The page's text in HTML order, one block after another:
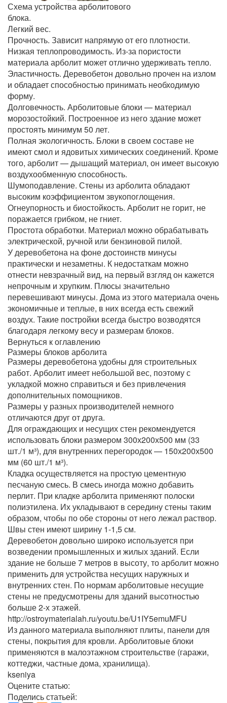
Схема устройства арболитового
блока.
Легкий вес.
Прочность. Зависит напрямую от его плотности.
Низкая теплопроводимость. Из-за пористости
материала арболит может отлично удерживать тепло.
Эластичность. Деревобетон довольно прочен на излом
и обладает способностью принимать необходимую
форму.
Долговечность. Арболитовые блоки — материал
морозостойкий. Построенное из него здание может
простоять минимум 50 лет.
Полная экологичность. Блоки в своем составе не
имеют смол и ядовитых химических соединений. Кроме
того, арболит — дышащий материал, он имеет высокую
воздухообменную способность.
Шумоподавление. Стены из арболита обладают
высоким коэффициентом звукопоглощения.
Огнеупорность и биостойкость. Арболит не горит, не
поражается грибком, не гниет.
Простота обработки. Материал можно обрабатывать
электрической, ручной или бензиновой пилой.
У деревобетона на фоне достоинств минусы
практически и незаметны. К недостаткам можно
отнести невзрачный вид, на первый взгляд он кажется
непрочным и хрупким. Плюсы значительно
перевешивают минусы. Дома из этого материала очень
экономичные и теплые, в них всегда есть свежий
воздух. Такие постройки всегда быстро возводятся
благодаря легкому весу и размерам блоков.
Вернуться к оглавлению
Размеры блоков арболита
Размеры деревобетона удобны для строительных
работ. Арболит имеет небольшой вес, поэтому с
укладкой можно справиться и без привлечения
дополнительных помощников.
Размеры у разных производителей немного
отличаются друг от друга.
Для ограждающих и несущих стен рекомендуется
использовать блоки размером 300х200х500 мм (33
шт./1 м³), для внутренних перегородок — 150х200х500
мм (60 шт./1 м³).
Кладка осуществляется на простую цементную
песчаную смесь. В смесь иногда можно добавить
перлит. При кладке арболита применяют полоски
полиэтилена. Их укладывают в середину стены таким
образом, чтобы по обе стороны от него лежал раствор.
Швы стен имеют ширину 1-1,5 см.
Деревобетон довольно широко используется при
возведении промышленных и жилых зданий. Если
здание не больше 7 метров в высоту, то арболит можно
применить для устройства несущих наружных и
внутренних стен. По нормам арболитовые несущие
стены не предусмотрены для зданий высотностью
больше 2-х этажей.
http://ostroymaterialah.ru/youtu.be/U1IY5emuMFU
Из данного материала выполняют плиты, панели для
стены, покрытия для кровли. Арболитовые блоки
применяются в малоэтажном строительстве (гаражи,
коттеджи, частные дома, хранилища).
kseniya
Оцените статью:
Поделись статьей: